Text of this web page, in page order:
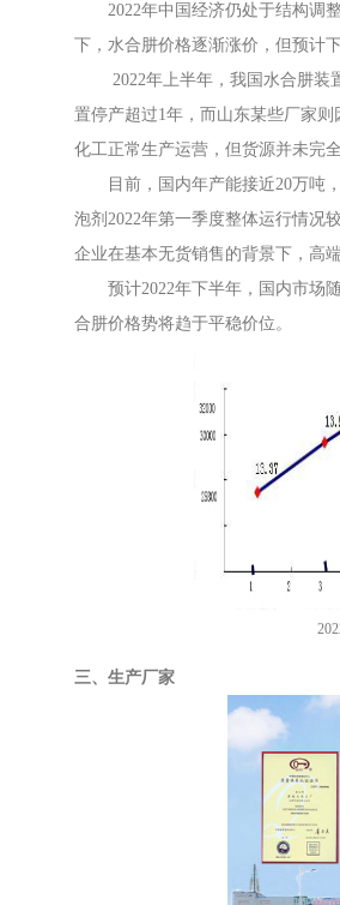
2022年中国经济仍处于结构调整
下，水合肼价格逐渐涨价，但预计
2022年上半年，我国水合肼装置
置停产超过1年，而山东某些厂家
化工正常生产运营，但货源并未完
目前，国内年产能接近20万吨，
泡剂2022年第一季度整体运行情况
企业在基本无货销售的背景下，高
预计2022年下半年，国内市场随
合肼价格势将趋于平稳价位。
三、生产厂家